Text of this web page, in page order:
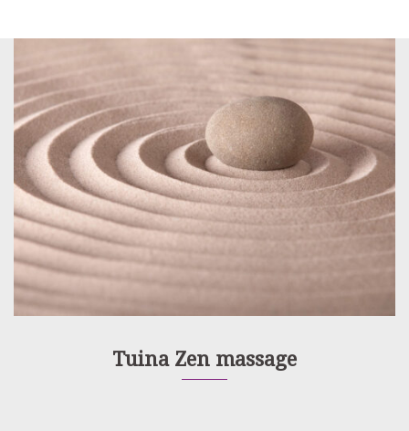
Tuina Zen massage